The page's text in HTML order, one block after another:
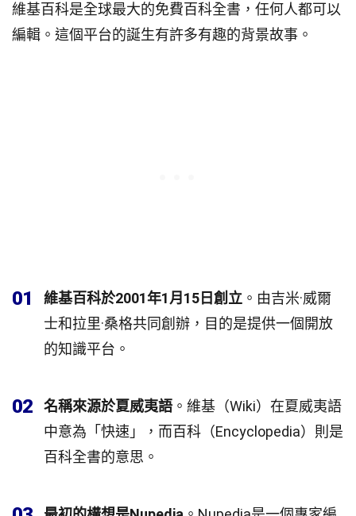
維基百科是全球最大的免費百科全書，任何人都可以
編輯。這個平台的誕生有許多有趣的背景故事。
01 維基百科於2001年1月15日創立 。由吉米·威爾
士和拉里·桑格共同創辦，目的是提供一個開放
的知識平台。
02 名稱來源於夏威夷語 。維基（Wiki）在夏威夷語
中意為「快速」，而百科（Encyclopedia）則是
百科全書的意思。